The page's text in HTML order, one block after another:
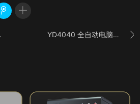

YD4040 全自动电脑雕刻玉石数控机_图片_参数